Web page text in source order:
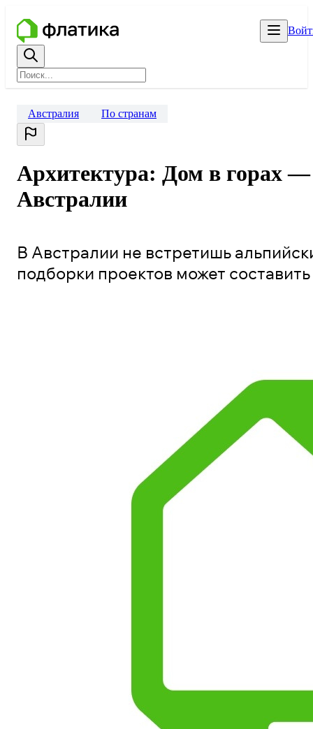
Австралия По странам
Архитектура: Дом в горах
Австралии
В Австралии не встретишь
подборки проектов может